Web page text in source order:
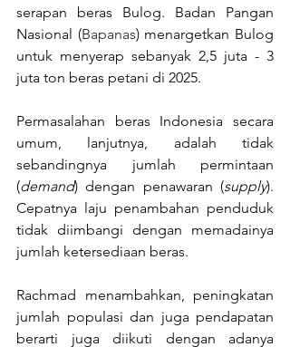
serapan beras Bulog. Badan Pangan
Nasional (Bapanas) menargetkan Bulog
untuk menyerap sebanyak 2,5 juta - 3
juta ton beras petani di 2025.
Permasalahan beras Indonesia secara
umum, lanjutnya, adalah tidak
sebandingnya jumlah permintaan
(demand) dengan penawaran (supply).
Cepatnya laju penambahan penduduk
tidak diimbangi dengan memadainya
jumlah ketersediaan beras.
Rachmad menambahkan, peningkatan
jumlah populasi dan juga pendapatan
berarti juga diikuti dengan adanya